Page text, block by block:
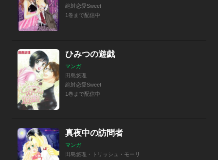
絶対恋愛Sweet
1巻まで配信中
ひみつの遊戯
マンガ
田島悠理
絶対恋愛Sweet
1巻まで配信中
真夜中の訪問者
マンガ
田島悠理・トリッシュ・モーリ